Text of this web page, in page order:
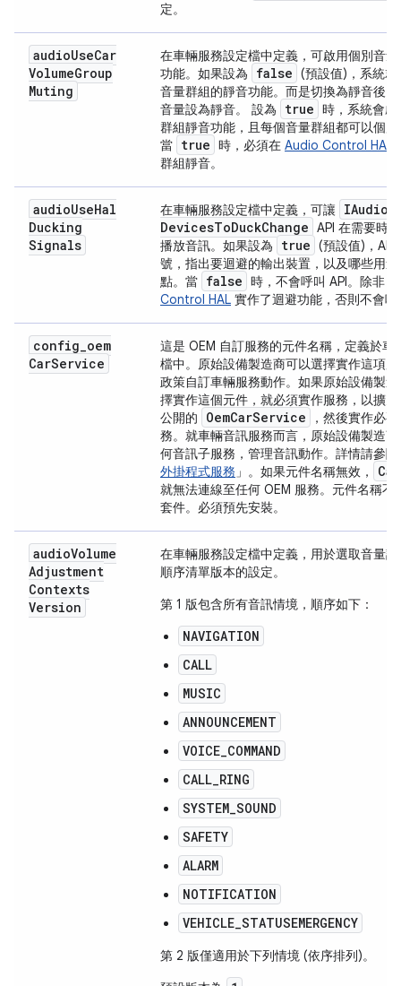
定。
audioUseCar
VolumeGroup
Muting
在車輛服務設定檔中定義，可啟用個別音
功能。如果設為
false (預設值)，系統
音量群組的靜音功能。而是切換為靜音後
音量設為靜音。 設為
true 時，系統會
群組靜音功能，且每個音量群組都可以個
當 true 時，必須在 Audio Control HAL
群組靜音。
audioUseHal
Ducking
Signals
在車輛服務設定檔中定義，可讓 IAudio
DevicesToDuckChange API 在需要時
播放音訊。如果設為
true (預設值)，API
號，指出要迴避的輸出裝置，以及哪些用
點。當 false 時，不會呼叫 API。除非
Control HAL 實作了迴避功能，否則不會呼
config_oem
CarService
這是 OEM 自訂服務的元件名稱，定義於車
檔中。原始設備製造商可以選擇實作這項
政策自訂車輛服務動作。如果原始設備製
擇實作這個元件，就必須實作服務，以擴
公開的
OemCarService
，然後實作必
務。就車輛音訊服務而言，原始設備製造
何音訊子服務，管理音訊動作。詳情請參閱
外掛程式服務 」。如果元件名稱無效， Car
就無法連線至任何 OEM 服務。元件名稱不
套件。必須預先安裝。
audioVolume
Adjustment
Contexts
Version
在車輛服務設定檔中定義，用於選取音量
順序清單版本的設定。
第 1 版包含所有音訊情境，順序如下：
NAVIGATION
CALL
MUSIC
ANNOUNCEMENT
VOICE_COMMAND
CALL_RING
SYSTEM_SOUND
SAFETY
ALARM
NOTIFICATION
VEHICLE_STATUSEMERGENCY
第 2 版僅適用於下列情境 (依序排列)。